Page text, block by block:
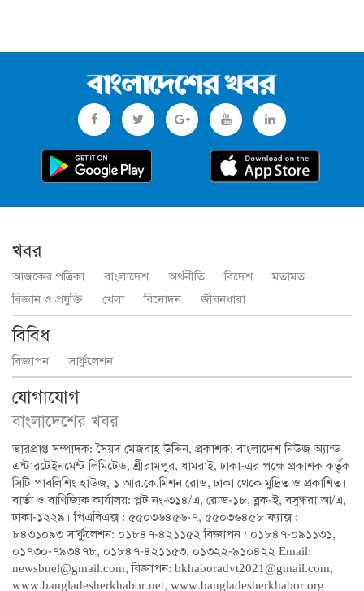
খবর
আজকের পত্রিকা বাংলাদেশ অর্থনীতি বিদেশ
মতামত
বিজ্ঞান ও প্রযুক্তি
খেলা বিনোদন জীবনধারা
বিবিধ
বিজ্ঞাপন সার্কুলেশন
যোগাযোগ
বাংলাদেশের খবর
ভারপ্রাপ্ত সম্পাদক: সৈয়দ মেজবাহ উদ্দিন, প্রকাশক: বাংলাদেশ নিউজ অ্যান্ড
এন্টারটেইনমেন্ট লিমিটেড, শ্রীরামপুর, ধামরাই, ঢাকা-এর পক্ষে প্রকাশক কর্তৃক
সিটি পাবলিশিং হাউজ, ১ আর.কে.মিশন রোড, ঢাকা থেকে মুদ্রিত ও প্রকাশিত।
বার্তা ও বাণিজ্যিক কার্যালয়: প্লট নং-৩১৪/এ, রোড-১৮, ব্লক-ই, বসুন্ধরা আ/এ,
ঢাকা-১২২৯। পিএবিএক্স : ৫৫০৩৬৪৫৬-৭, ৫৫০৩৬৪৫৮ ফ্যাক্স :
৮৪৩১০৯৩ সার্কুলেশন: ০১৮৪৭-৪২১১৫২ বিজ্ঞাপন : ০১৮৪৭-০৯১১৩১,
০১৭৩০-৭৯৩৪৭৮, ০১৮৪৭-৪২১১৫৩, ০১৩২২-৯১০৪২২ Email:
newsbnel@gmail.com, বিজ্ঞাপন: bkhaboradvt2021@gmail.com,
www.bangladesherkhabor.net, www.bangladesherkhabor.org